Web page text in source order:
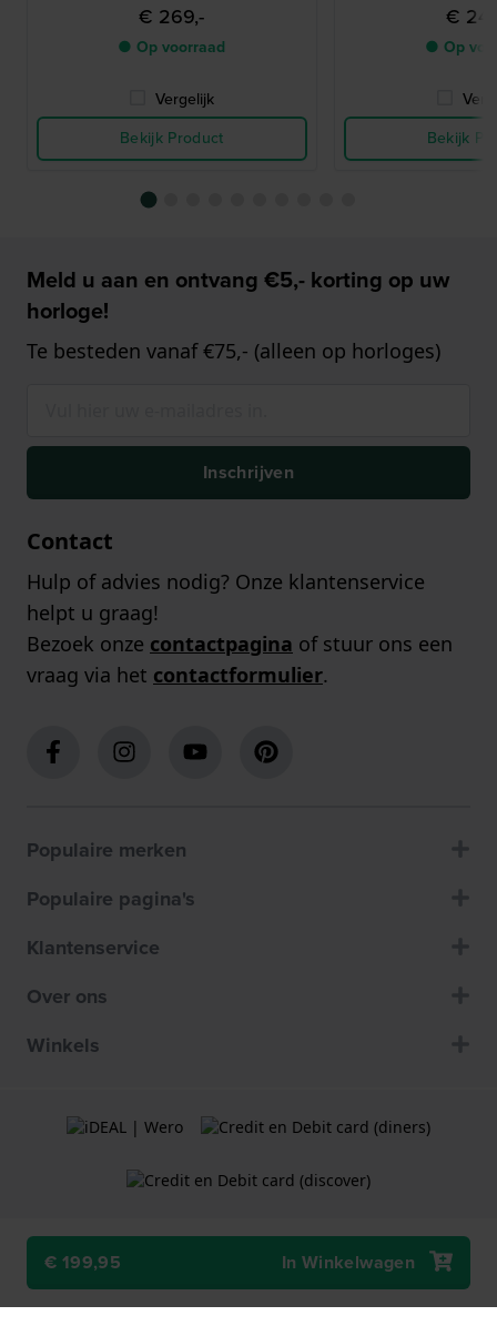
€ 199,95 In Winkelwagen
€ 269,-
● Op voorraad
Vergelijk
Bekijk Product
€
● Op
Bekijk
Meld u aan en ontvang €5,- korting op uw
horloge!
Te besteden vanaf €75,- (alleen op horloges)
Inschrijven
Contact
Hulp of advies nodig? Onze klantenservice
helpt u graag!
Bezoek onze contactpagina of stuur ons een
vraag via het contactformulier.
Populaire merken
Populaire pagina's
Klantenservice
Over ons
Winkels